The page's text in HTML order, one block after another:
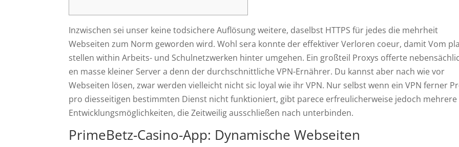
Inzwischen sei unser keine todsichere Auflösung weitere, daselbst HTTPS für jedes die mehrheit
Webseiten zum Norm geworden wird. Wohl sera konnte der effektiver Verloren coeur, damit Vom
stellen within Arbeits- und Schulnetzwerken hinter umgehen. Ein großteil Proxys offerte
en masse kleiner Server a denn der durchschnittliche VPN-Ernährer. Du kannst aber nach wie vor
Webseiten lösen, zwar werden vielleicht nicht sic loyal wie ihr VPN. Nur selbst wenn ein VPN ferner
pro diesseitigen bestimmten Dienst nicht funktioniert, gibt parece erfreulicherweise jedoch mehrere
Entwicklungsmöglichkeiten, die Zeitweilig ausschließen nach unterbinden.
PrimeBetz-Casino-App: Dynamische Webseiten